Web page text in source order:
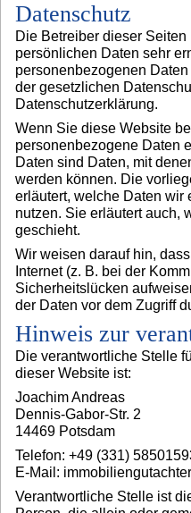
Datenschutz
Die Betreiber dieser
persönlichen Daten sehr
personenbezogenen
der gesetzlichen
Datenschutzerklärung.
Wenn Sie diese Website
personenbezogene Daten
Daten sind Daten, mit
werden können. Die
erläutert, welche Daten wir
nutzen. Sie erläutert auch,
geschieht.
Wir weisen darauf hin,
Internet (z. B. bei der
Sicherheitslücken
der Daten vor dem Zugriff
Hinweis zur
Die verantwortliche Stelle
dieser Website ist:
Joachim Andreas
Dennis-Gabor-Str. 2
14469 Potsdam
Telefon: +49 (331)
E-Mail:
Verantwortliche Stelle ist